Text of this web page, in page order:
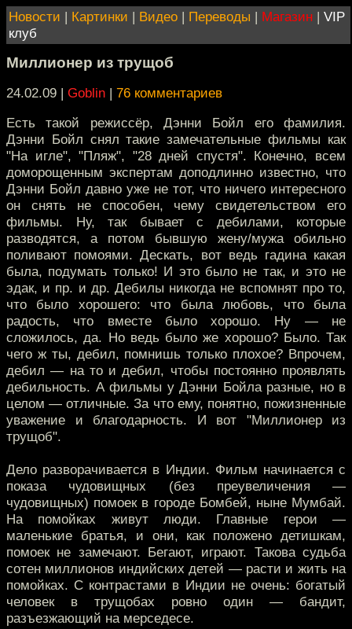
Новости | Картинки | Видео | Переводы | Магазин | VIP
клуб
Миллионер из трущоб
24.02.09 | Goblin | 76 комментариев
Есть такой режиссёр, Дэнни Бойл его фамилия.
Дэнни Бойл снял такие замечательные фильмы как
"На игле", "Пляж", "28 дней спустя". Конечно, всем
доморощенным экспертам доподлинно известно, что
Дэнни Бойл давно уже не тот, что ничего интересного
он снять не способен, чему свидетельством его
фильмы. Ну, так бывает с дебилами, которые
разводятся, а потом бывшую жену/мужа обильно
поливают помоями. Дескать, вот ведь гадина какая
была, подумать только! И это было не так, и это не
эдак, и пр. и др. Дебилы никогда не вспомнят про то,
что было хорошего: что была любовь, что была
радость, что вместе было хорошо. Ну — не
сложилось, да. Но ведь было же хорошо? Было. Так
чего ж ты, дебил, помнишь только плохое? Впрочем,
дебил — на то и дебил, чтобы постоянно проявлять
дебильность. А фильмы у Дэнни Бойла разные, но в
целом — отличные. За что ему, понятно, пожизненные
уважение и благодарность. И вот "Миллионер из
трущоб".
Дело разворачивается в Индии. Фильм начинается с
показа чудовищных (без преувеличения —
чудовищных) помоек в городе Бомбей, ныне Мумбай.
На помойках живут люди. Главные герои —
маленькие братья, и они, как положено детишкам,
помоек не замечают. Бегают, играют. Такова судьба
сотен миллионов индийских детей — расти и жить на
помойках. С контрастами в Индии не очень: богатый
человек в трущобах ровно один — бандит,
разъезжающий на мерседесе.